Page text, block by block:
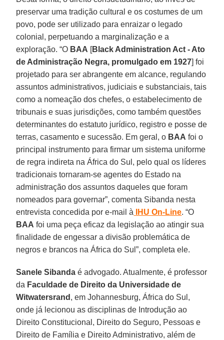
preservar uma tradição cultural e os costumes de um
povo, pode ser utilizado para enraizar o legado
colonial, perpetuando a marginalização e a
exploração. “O BAA [Black Administration Act - Ato
de Administração Negra, promulgado em 1927] foi
projetado para ser abrangente em alcance, regulando
assuntos administrativos, judiciais e substanciais, tais
como a nomeação dos chefes, o estabelecimento de
tribunais e suas jurisdições, como também questões
determinantes do estatuto jurídico, registro e posse de
terras, casamento e sucessão. Em geral, o BAA foi o
principal instrumento para firmar um sistema uniforme
de regra indireta na África do Sul, pelo qual os líderes
tradicionais tornaram-se agentes do Estado na
administração dos assuntos daqueles que foram
nomeados para governar”, comenta Sibanda nesta
entrevista concedida por e-mail à IHU On-Line. “O
BAA foi uma peça eficaz da legislação ao atingir sua
finalidade de engessar a divisão problemática de
negros e brancos na África do Sul”, completa ele.
Sanele Sibanda é advogado. Atualmente, é professor
da Faculdade de Direito da Universidade de
Witwatersrand , em Johannesburg, África do Sul,
onde já lecionou as disciplinas de Introdução ao
Direito Constitucional, Direito do Seguro, Pessoas e
Direito de Família e Direito Administrativo, além de